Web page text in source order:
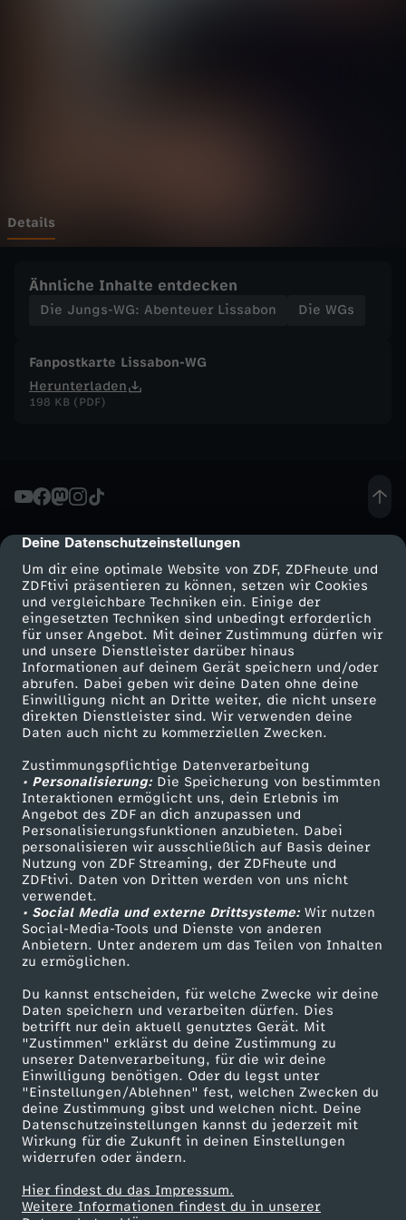
cmp-dialog-description
Deine Datenschutzeinstellungen
Um dir eine optimale Website von ZDF, ZDFheute und
ZDFtivi präsentieren zu können, setzen wir Cookies
und vergleichbare Techniken ein. Einige der
eingesetzten Techniken sind unbedingt erforderlich
für unser Angebot. Mit deiner Zustimmung dürfen wir
und unsere Dienstleister darüber hinaus
Informationen auf deinem Gerät speichern und/oder
abrufen. Dabei geben wir deine Daten ohne deine
Einwilligung nicht an Dritte weiter, die nicht unsere
direkten Dienstleister sind. Wir verwenden deine
Daten auch nicht zu kommerziellen Zwecken.
Zustimmungspflichtige Datenverarbeitung
• Personalisierung:Die Speicherung von bestimmten
Interaktionen ermöglicht uns, dein Erlebnis im
Angebot des ZDF an dich anzupassen und
Personalisierungsfunktionen anzubieten. Dabei
personalisieren wir ausschließlich auf Basis deiner
Nutzung von ZDF Streaming, der ZDFheute und
ZDFtivi. Daten von Dritten werden von uns nicht
verwendet.
• Social Media und externe Drittsysteme:Wir nutzen
Social-Media-Tools und Dienste von anderen
Anbietern. Unter anderem um das Teilen von Inhalten
zu ermöglichen.
Du kannst entscheiden, für welche Zwecke wir deine
Daten speichern und verarbeiten dürfen. Dies
betrifft nur dein aktuell genutztes Gerät. Mit
"Zustimmen" erklärst du deine Zustimmung zu
unserer Datenverarbeitung, für die wir deine
Einwilligung benötigen. Oder du legst unter
"Einstellungen/Ablehnen" fest, welchen Zwecken du
deine Zustimmung gibst und welchen nicht. Deine
Datenschutzeinstellungen kannst du jederzeit mit
Wirkung für die Zukunft in deinen Einstellungen
widerrufen oder ändern.
Hier findest du das Impressum.
Weitere Informationen findest du in unserer
A
b
e
n
t
u
e
r
L
i
s
s
a
b
o
n
-
R
e
v
e
a
Details
Ähnliche Inhalte entdecken
Die Jungs-WG: Abenteuer Lissabon Die WGs
Fanpostkarte Lissabon-WG
Herunterladen
198 KB (PDF)
Mehr ZDF
ZDF-Apps
Smart TV
ZDFtext
Livestreams
Sendungen A-Z
TV-Programm
Service
ZDFmitreden
Kontakt zum ZDF
Tickets
Zuschauerservice
Hilfe
ZDF Unternehmen
Karriere
ZDF goes Schule
Werbefernsehen
Mainzelmännchen
Partner